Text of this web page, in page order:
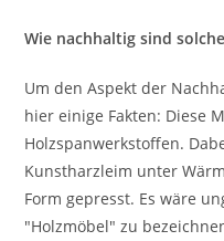
Wie nachhaltig sind
Um den Aspekt der
hier einige Fakten: Diese
Holzspanwerkstoffen.
Kunstharzleim unter
Form gepresst. Es wäre
"Holzmöbel" zu